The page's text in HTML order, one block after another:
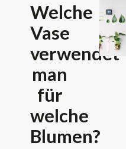
Welche
Vase
verwendet
man
für
welche
Blumen?